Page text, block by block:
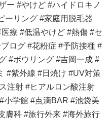
ー #やけど #ハイドロキノ
ーリング #家庭用脱毛器
療 #低温やけど #熱傷 #セ
ログ #花粉症 #予防接種 #
#ボウリング #吉岡一成 #
#紫外線 #日焼け #UV対策
注射 #ヒアルロン酸注射
小学館 #点滴BAR #池袋美
膚科 #旅行外来 #海外旅行